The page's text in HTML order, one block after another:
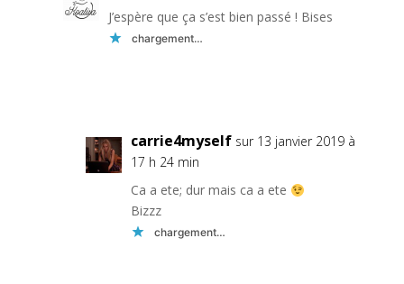
J’espère que ça s’est bien passé ! Bises
chargement…
carrie4myself sur 13 janvier 2019 à
17 h 24 min
Ca a ete; dur mais ca a ete
Bizzz
chargement…